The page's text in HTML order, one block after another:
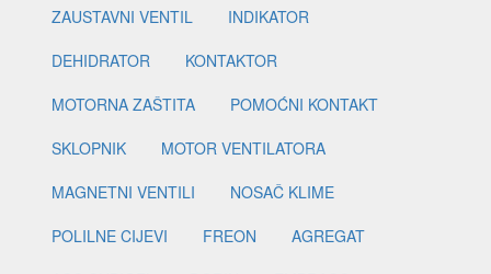
ZAUSTAVNI VENTIL
INDIKATOR
DEHIDRATOR
KONTAKTOR
MOTORNA ZAŠTITA
POMOĆNI KONTAKT
SKLOPNIK
MOTOR VENTILATORA
MAGNETNI VENTILI
NOSAČ KLIME
POLILNE CIJEVI
FREON
AGREGAT